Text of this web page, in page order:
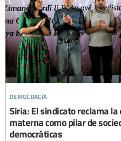
democracia
Siria: El sindicato reclama
materna como pilar de
democráticas